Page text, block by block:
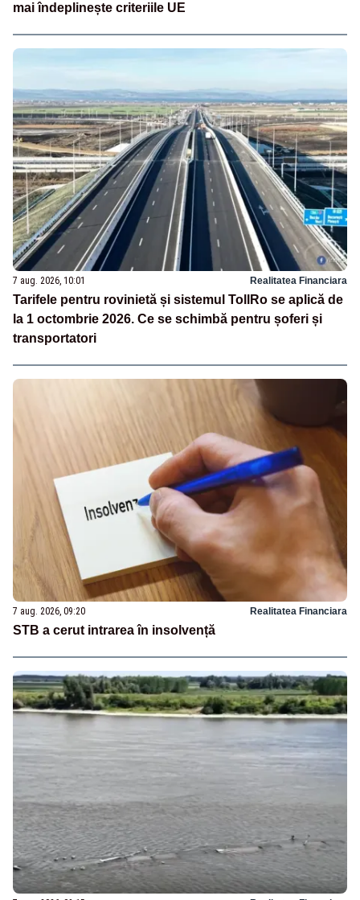
mai îndeplinește criteriile UE
7 aug. 2026, 10:01 Realitatea Financiara
Tarifele pentru rovinietă și sistemul TollRo se aplică de
la 1 octombrie 2026. Ce se schimbă pentru șoferi și
transportatori
7 aug. 2026, 09:20 Realitatea Financiara
STB a cerut intrarea în insolvență